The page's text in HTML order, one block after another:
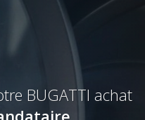
BUGATTI achat